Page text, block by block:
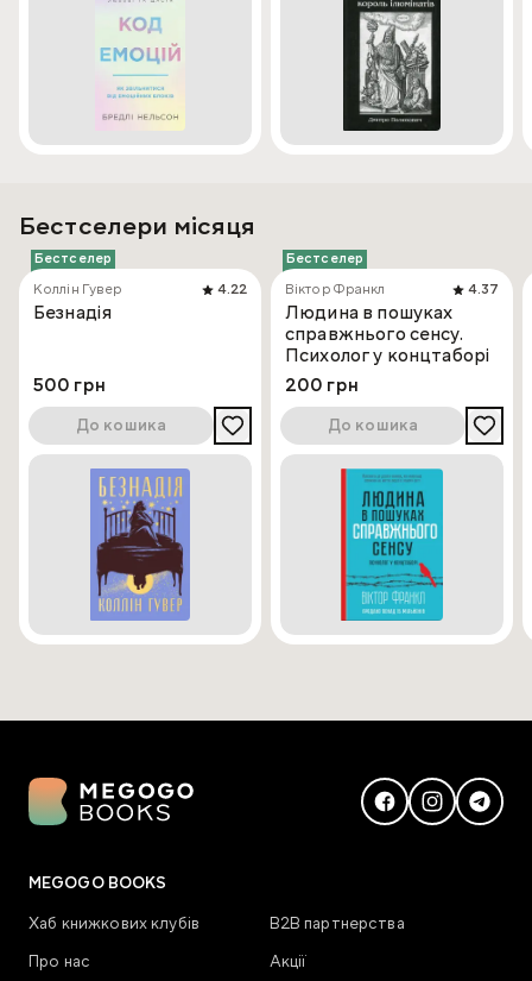
Бестселери місяця
Бестселер
Коллін Гувер
4.22
Безнадія
500 грн
До кошика
Бестселер
Віктор Франкл
4.37
Людина в пошуках
справжнього сенсу.
Психолог у концтаборі
200 грн
До кошика
MEGOGO BOOKS
Хаб книжкових клубів
В2В партнерства
Про нас
Акції